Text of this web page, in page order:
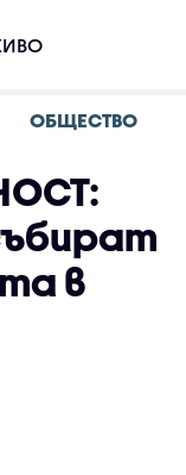
ОБЩЕСТВО
в